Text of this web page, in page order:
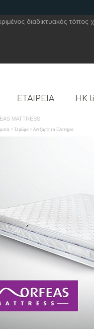
ΕΤΑΙΡΕΙΑ HK
MATTRESS
> Στρώμα > Ανεξάρτητα Ελατήρια
διαδικτυακός